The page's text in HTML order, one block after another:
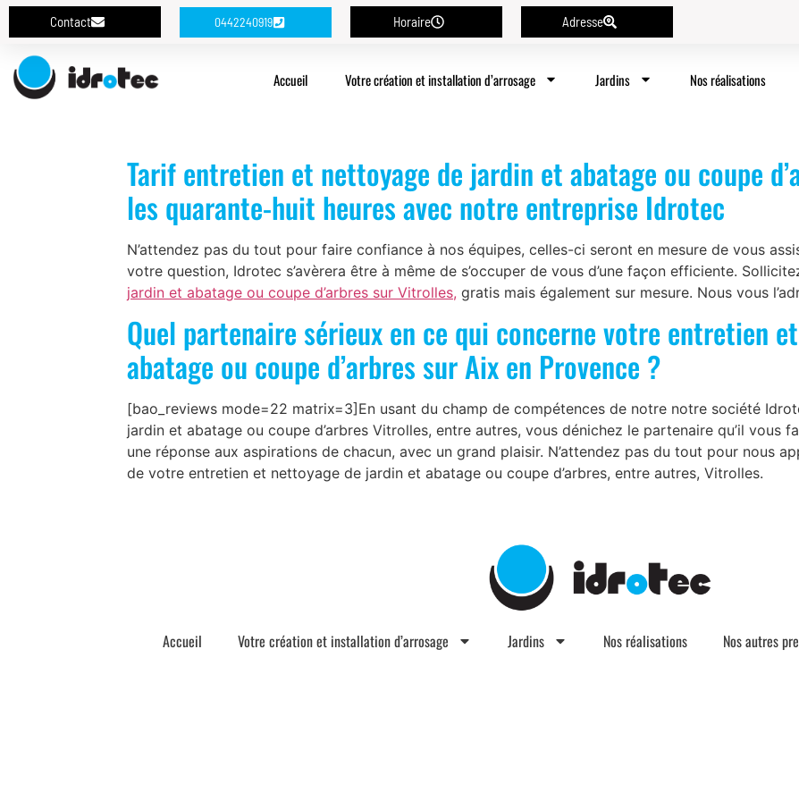
Contact 0442240919 Horaire Adresse
Accueil Votre création et installation d’arrosage Jardins Nos réalisations
Tarif entretien et nettoyage de jardin et abatage ou coupe
les quarante-huit heures avec notre entreprise Idrotec
N’attendez pas du tout pour faire confiance à nos équipes, celles-ci seront en mesure de vous
votre question, Idrotec s’avèrera être à même de s’occuper de vous d’une façon efficiente.
jardin et abatage ou coupe d’arbres sur Vitrolles, gratis mais également sur mesure. Nous vous
Quel partenaire sérieux en ce qui concerne votre entretien
abatage ou coupe d’arbres sur Aix en Provence ?
[bao_reviews mode=22 matrix=3]En usant du champ de compétences de notre notre société
jardin et abatage ou coupe d’arbres Vitrolles, entre autres, vous dénichez le partenaire qu’il
une réponse aux aspirations de chacun, avec un grand plaisir. N’attendez pas du tout pour nous
de votre entretien et nettoyage de jardin et abatage ou coupe d’arbres, entre autres, Vitrolles.
Accueil Votre création et installation d’arrosage Jardins Nos réalisations Nos autres